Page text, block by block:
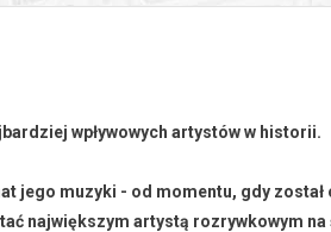
wpływowych artystów w historii.
jego muzyki - od momentu, gdy
największym artystą rozrywkowym na